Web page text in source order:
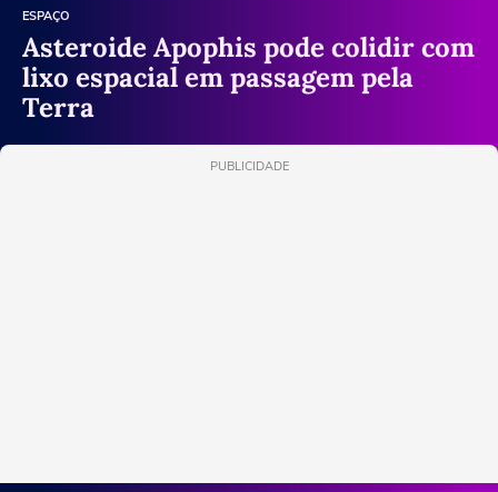
ESPAÇO
Asteroide Apophis pode colidir com
lixo espacial em passagem pela
Terra
PUBLICIDADE